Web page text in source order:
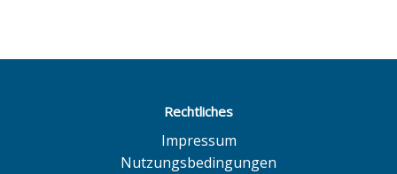
Rechtliches
Impressum
Nutzungsbedingungen